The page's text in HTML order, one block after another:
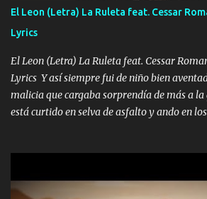
yo tengo el control a todos yo les paro el
malcriado un malandrón Que Les importa
las risas las que me miran hay gente
El Leon (Letra) La Ruleta feat. Cessar
Lyrics
El Leon (Letra) La Ruleta feat. Cessar
Lyrics Y así siempre fui de niño bien
malicia que cargaba sorprendía de más a
está curtido en selva de asfalto y ando en los
pa más pues hay charola les voy a dar